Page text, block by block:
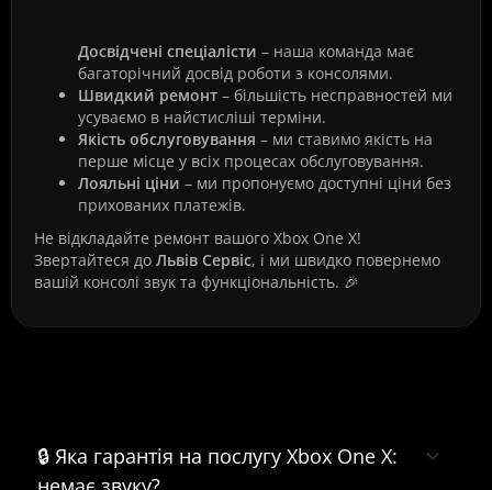
Досвідчені спеціалісти – наша команда має
багаторічний досвід роботи з консолями.
Швидкий ремонт – більшість несправностей ми
усуваємо в найстисліші терміни.
Якість обслуговування – ми ставимо якість на
перше місце у всіх процесах обслуговування.
Лояльні ціни – ми пропонуємо доступні ціни без
прихованих платежів.
Не відкладайте ремонт вашого Xbox One X!
Звертайтеся до Львів Сервіс, і ми швидко повернемо
вашій консолі звук та функціональність. 🎉
🔒 Яка гарантія на послугу Xbox One X: